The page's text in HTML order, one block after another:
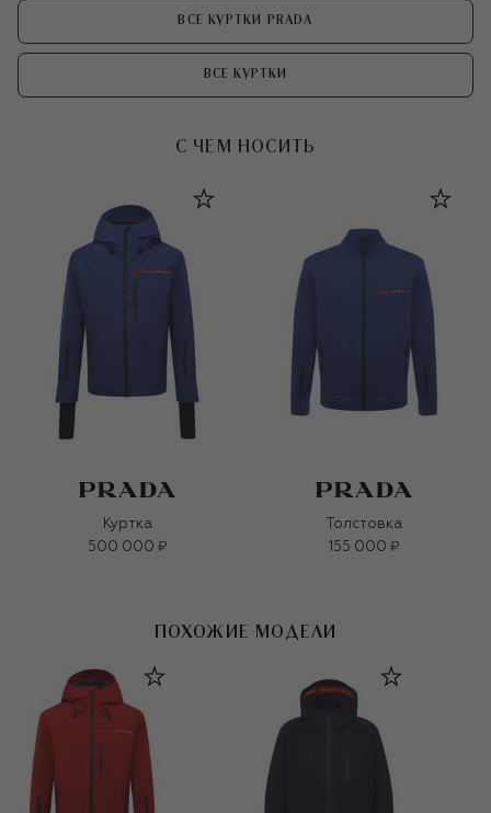
ВСЕ КУРТКИ PRADA
ВСЕ КУРТКИ
С ЧЕМ НОСИТЬ
Куртка
500 000 ₽
Толстовка
155 000 ₽
ПОХОЖИЕ МОДЕЛИ